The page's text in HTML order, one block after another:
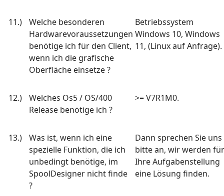
11.)
Welche besonderen
Hardwarevoraussetzungen
benötige ich für den Client,
wenn ich die grafische
Oberfläche einsetze ?
Betriebssystem
Windows 10, Windows
11, (Linux auf
12.)
Welches Os5 / OS/400
Release benötige ich ?
>= V7R1M0.
13.)
Was ist, wenn ich eine
spezielle Funktion, die ich
unbedingt benötige, im
SpoolDesigner nicht finde
?
Dann sprechen Sie uns
bitte an, wir werden für
Ihre Aufgabenstellung
eine Lösung finden.